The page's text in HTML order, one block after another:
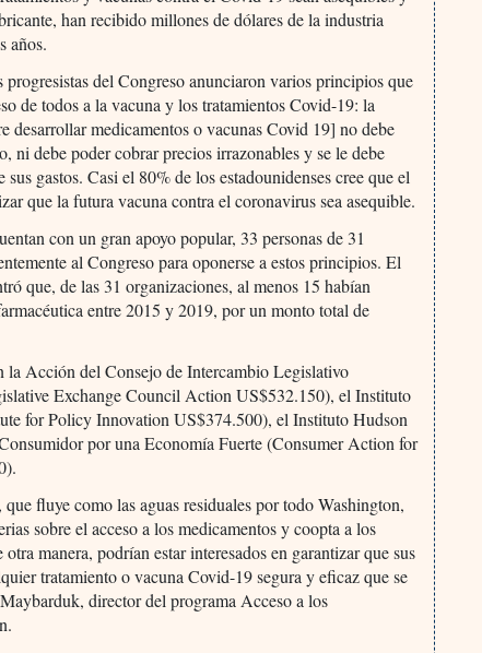
han recibido millones de dólares de la industria
años.
del Congreso anunciaron varios principios que
de todos a la vacuna y los tratamientos Covid-19: la
desarrollar medicamentos o vacunas Covid 19] no debe
ni debe poder cobrar precios irrazonables y se le debe
gastos. Casi el 80% de los estadounidenses cree que el
que la futura vacuna contra el coronavirus sea asequible.
con un gran apoyo popular, 33 personas de 31
al Congreso para oponerse a estos principios. El
que, de las 31 organizaciones, al menos 15 habían
entre 2015 y 2019, por un monto total de
la Acción del Consejo de Intercambio Legislativo
Exchange Council Action US$532.150), el Instituto
for Policy Innovation US$374.500), el Instituto Hudson
por una Economía Fuerte (Consumer Action for
fluye como las aguas residuales por todo Washington,
sobre el acceso a los medicamentos y coopta a los
manera, podrían estar interesados en garantizar que sus
tratamiento o vacuna Covid-19 segura y eficaz que se
director del programa Acceso a los